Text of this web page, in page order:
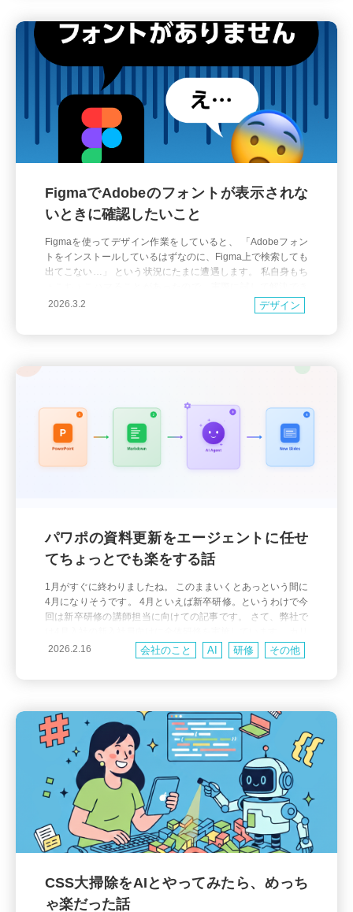
FigmaでAdobeのフォントが表示されな
いときに確認したいこと
Figmaを使ってデザイン作業をしていると、 「Adobeフォン
トをインストールしているはずなのに、Figma上で検索しても
出てこない…」 という状況にたまに遭遇します。 私自身もち
た内容を5つまとめておきます。 同じように困ったときのチェ
ックリストとして参考になれば幸いです。 1.日本語名でフォ
2026.3.2 デザイン
パワポの資料更新をエージェントに任せ
てちょっとでも楽をする話
1月がすぐに終わりましたね。 このままいくとあっという間に
4月になりそうです。 4月といえば新卒研修。というわけで今
回は新卒研修の講師担当に向けての記事です。 さて、弊社で
キュラムは幅広く、研修の講師役が変わったりするケースな
どもままあります。 ゼロから作成しようとするとコストが高
2026.2.16 会社のこと AI 研修 その他
CSS大掃除をAIとやってみたら、めっち
ゃ楽だった話